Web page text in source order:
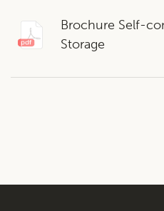
Brochure Self-
Storage